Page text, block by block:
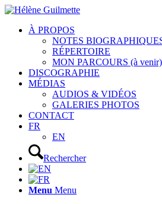
À PROPOS
NOTES
RÉPERTOIRE
MON PARCOURS (à venir)
DISCOGRAPHIE
MÉDIAS
AUDIOS & VIDÉOS
GALERIES PHOTOS
CONTACT
FR
EN
Rechercher
Menu Menu